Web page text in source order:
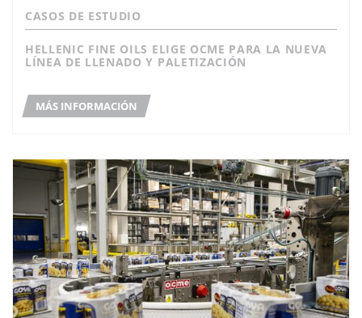
CASOS DE ESTUDIO
HELLENIC FINE OILS ELIGE OCME PARA LA NUEVA
LÍNEA DE LLENADO Y PALETIZACIÓN
MÁS INFORMACIÓN